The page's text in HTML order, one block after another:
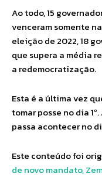
Ao todo, 15
venceram somente
eleição de 2022, 18
que supera a média
a redemocratização.
Esta é a última vez
tomar posse no dia
passa acontecer no
Este conteúdo foi
de novo mandato,